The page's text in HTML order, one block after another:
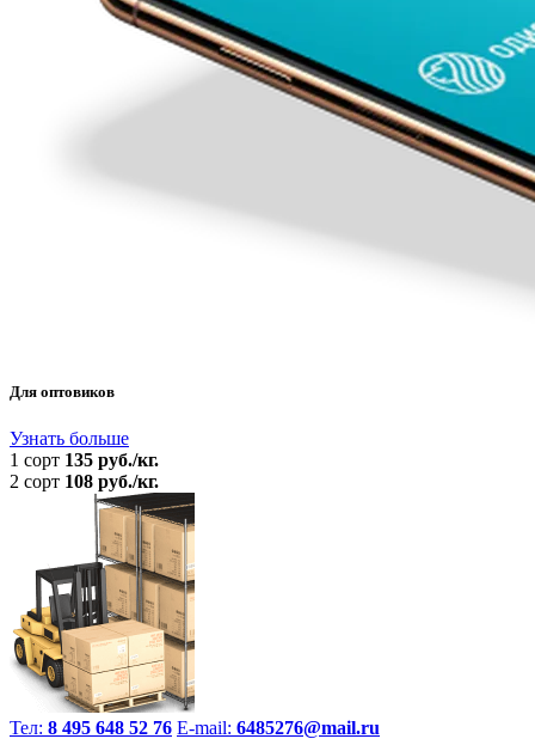
Для оптовиков
Узнать больше
1 сорт 135 руб./кг.
2 сорт 108 руб./кг.
Тел: 8 495 648 52 76 E-mail: 6485276@mail.ru